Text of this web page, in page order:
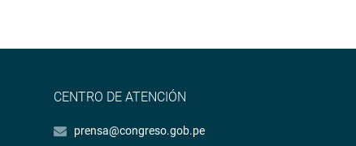
CENTRO DE ATENCIÓN
prensa@congreso.gob.pe